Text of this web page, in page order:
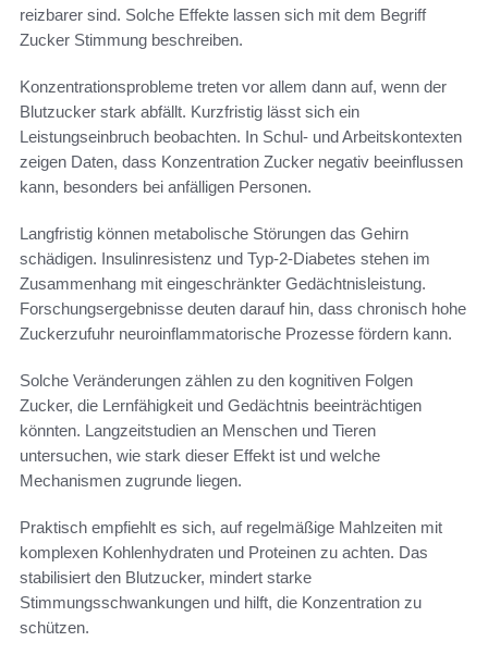
reizbarer sind. Solche Effekte lassen sich mit dem Begriff
Zucker Stimmung beschreiben.
Konzentrationsprobleme treten vor allem dann auf, wenn der
Blutzucker stark abfällt. Kurzfristig lässt sich ein
Leistungseinbruch beobachten. In Schul- und Arbeitskontexten
zeigen Daten, dass Konzentration Zucker negativ beeinflussen
kann, besonders bei anfälligen Personen.
Langfristig können metabolische Störungen das Gehirn
schädigen. Insulinresistenz und Typ-2-Diabetes stehen im
Zusammenhang mit eingeschränkter Gedächtnisleistung.
Forschungsergebnisse deuten darauf hin, dass chronisch hohe
Zuckerzufuhr neuroinflammatorische Prozesse fördern kann.
Solche Veränderungen zählen zu den kognitiven Folgen
Zucker, die Lernfähigkeit und Gedächtnis beeinträchtigen
könnten. Langzeitstudien an Menschen und Tieren
untersuchen, wie stark dieser Effekt ist und welche
Mechanismen zugrunde liegen.
Praktisch empfiehlt es sich, auf regelmäßige Mahlzeiten mit
komplexen Kohlenhydraten und Proteinen zu achten. Das
stabilisiert den Blutzucker, mindert starke
Stimmungsschwankungen und hilft, die Konzentration zu
schützen.